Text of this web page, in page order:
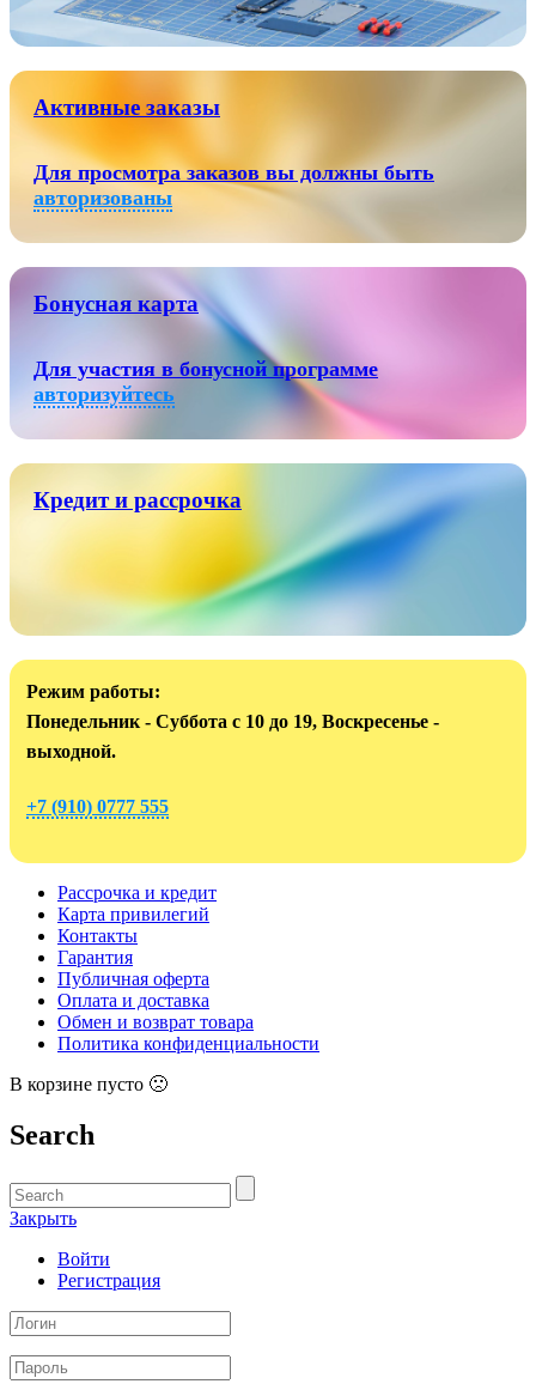
Активные заказы
Для просмотра заказов вы должны быть
авторизованы
Бонусная карта
Для участия в бонусной программе
авторизуйтесь
Кредит и рассрочка
Режим работы:
Понедельник - Суббота с 10 до 19, Воскресенье -
выходной.
+7 (910) 0777 555
Рассрочка и кредит
Карта привилегий
Контакты
Гарантия
Публичная оферта
Оплата и доставка
Обмен и возврат товара
Политика конфиденциальности
В корзине пусто 🙁
Search
Закрыть
Войти
Регистрация